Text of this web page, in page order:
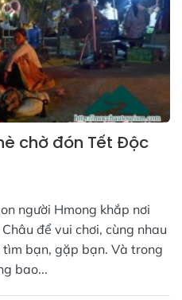
chờ đón Tết Độc
người Hmong khắp nơi
để vui chơi, cùng nhau
bạn, gặp bạn. Và trong
bao...